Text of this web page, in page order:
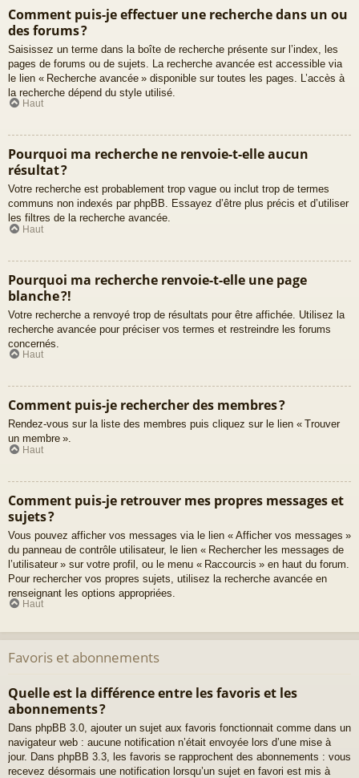
Comment puis-je effectuer une recherche dans un ou
des forums ?
Saisissez un terme dans la boîte de recherche présente sur l’index, les
pages de forums ou de sujets. La recherche avancée est accessible via
le lien « Recherche avancée » disponible sur toutes les pages. L’accès à
la recherche dépend du style utilisé.
Haut
Pourquoi ma recherche ne renvoie-t-elle aucun
résultat ?
Votre recherche est probablement trop vague ou inclut trop de termes
communs non indexés par phpBB. Essayez d’être plus précis et d’utiliser
les filtres de la recherche avancée.
Haut
Pourquoi ma recherche renvoie-t-elle une page
blanche ?!
Votre recherche a renvoyé trop de résultats pour être affichée. Utilisez la
recherche avancée pour préciser vos termes et restreindre les forums
concernés.
Haut
Comment puis-je rechercher des membres ?
Rendez-vous sur la liste des membres puis cliquez sur le lien « Trouver
un membre ».
Haut
Comment puis-je retrouver mes propres messages et
sujets ?
Vous pouvez afficher vos messages via le lien « Afficher vos messages »
du panneau de contrôle utilisateur, le lien « Rechercher les messages de
l’utilisateur » sur votre profil, ou le menu « Raccourcis » en haut du forum.
Pour rechercher vos propres sujets, utilisez la recherche avancée en
renseignant les options appropriées.
Haut
Favoris et abonnements
Quelle est la différence entre les favoris et les
abonnements ?
Dans phpBB 3.0, ajouter un sujet aux favoris fonctionnait comme dans un
navigateur web : aucune notification n’était envoyée lors d’une mise à
jour. Dans phpBB 3.3, les favoris se rapprochent des abonnements : vous
recevez désormais une notification lorsqu’un sujet en favori est mis à